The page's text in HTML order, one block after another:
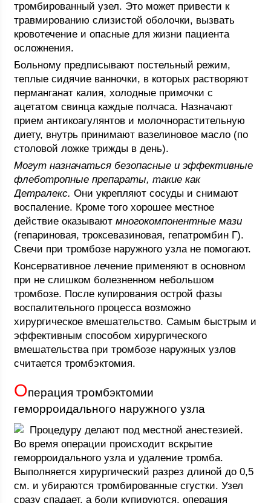
тромбированный узел. Это может привести к
травмированию слизистой оболочки, вызвать
кровотечение и опасные для жизни пациента
осложнения.
Больному предписывают постельный режим,
теплые сидячие ванночки, в которых растворяют
перманганат калия, холодные примочки с
ацетатом свинца каждые полчаса. Назначают
прием антикоагулянтов и молочнорастительную
диету, внутрь принимают вазелиновое масло (по
столовой ложке трижды в день).
Могут назначаться безопасные и эффективные
флеботропные препараты, такие как
Детралекс. Они укрепляют сосуды и снимают
воспаление. Кроме того хорошее местное
действие оказываютмногокомпонентные мази
(гепариновая, троксевазиновая, гепатромбин Г).
Свечи при тромбозе наружного узла не помогают.
Консервативное лечение применяют в основном
при не слишком болезненном небольшом
тромбозе. После купирования острой фазы
воспалительного процесса возможно
хирургическое вмешательство. Самым быстрым и
эффективным способом хирургического
вмешательства при тромбозе наружных узлов
считается тромбэктомия.
Операция тромбэктомии
геморроидального наружного узла
Процедуру делают под местной анестезией.
Во время операции происходит вскрытие
геморроидального узла и удаление тромба.
Выполняется хирургический разрез длиной до 0,5
см. и убираются тромбированные сгустки. Узел
сразу спадает, а боли купируются, операция